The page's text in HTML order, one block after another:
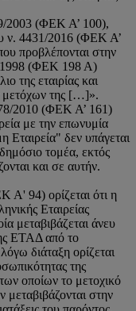
2003 (ΦΕΚ Α’ 100),
ν. 4431/2016 (ΦΕΚ Α’
προβλέπονται στην
1998 (ΦΕΚ 198 Α)
της εταιρίας και
μετόχων της […]».
2010 (ΦΕΚ Α’ 161)
με την επωνυμία
Εταιρεία" δεν υπάγεται
τομέα, εκτός
και σε αυτήν.
94) ορίζεται ότι η
Εταιρείας
μεταβιβάζεται άνευ
ΕΤΑΔ από το
διάταξη ορίζεται
της
οποίων το μετοχικό
μεταβιβάζονται στην